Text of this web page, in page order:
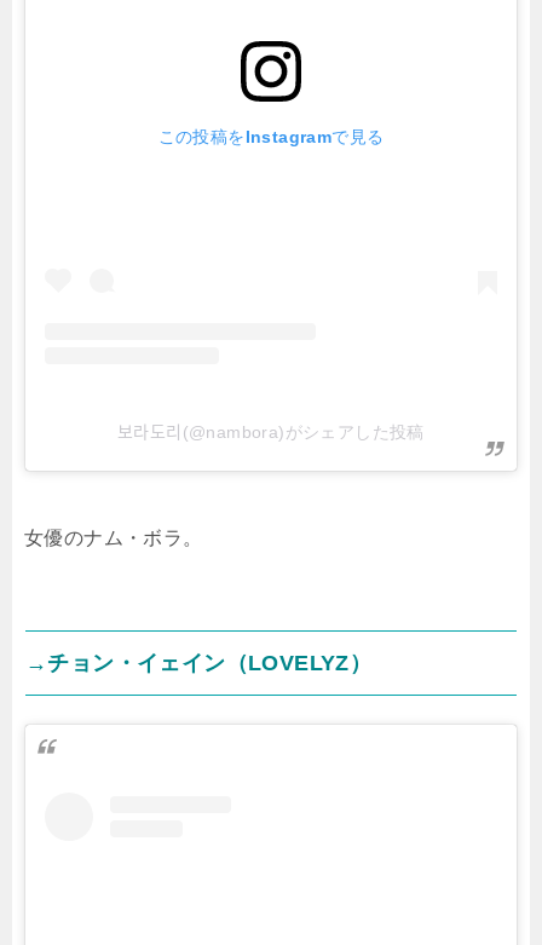
この投稿をInstagramで見る
보라도리(@nambora)がシェアした投稿
女優のナム・ボラ。
→チョン・イェイン（LOVELYZ）